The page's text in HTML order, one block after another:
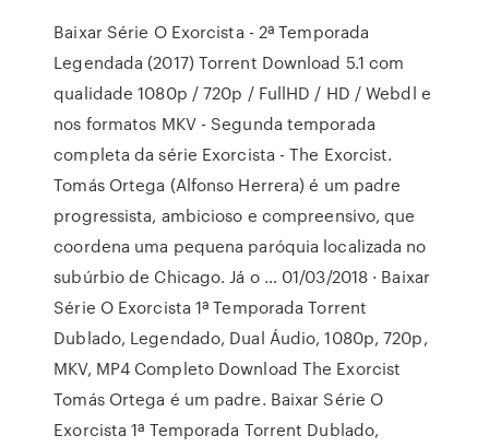
Baixar Série O Exorcista - 2ª Temporada
Legendada (2017) Torrent Download 5.1 com
qualidade 1080p / 720p / FullHD / HD / Webdl e
nos formatos MKV - Segunda temporada
completa da série Exorcista - The Exorcist.
Tomás Ortega (Alfonso Herrera) é um padre
progressista, ambicioso e compreensivo, que
coordena uma pequena paróquia localizada no
subúrbio de Chicago. Já o … 01/03/2018 · Baixar
Série O Exorcista 1ª Temporada Torrent
Dublado, Legendado, Dual Áudio, 1080p, 720p,
MKV, MP4 Completo Download The Exorcist
Tomás Ortega é um padre. Baixar Série O
Exorcista 1ª Temporada Torrent Dublado,